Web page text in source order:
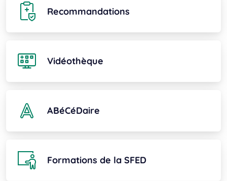
Recommandations
Vidéothèque
ABéCéDaire
Formations de la SFED